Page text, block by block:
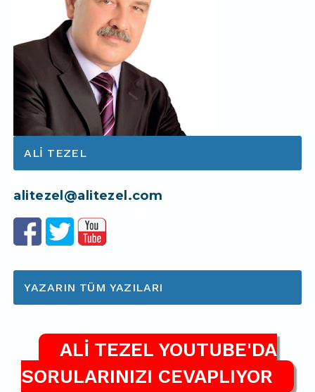
ALI TEZEL
alitezel@alitezel.com
YAZARIN TÜM YAZILARI
ALİ TEZEL YOUTUBE'DA
SORULARINIZI CEVAPLIYOR